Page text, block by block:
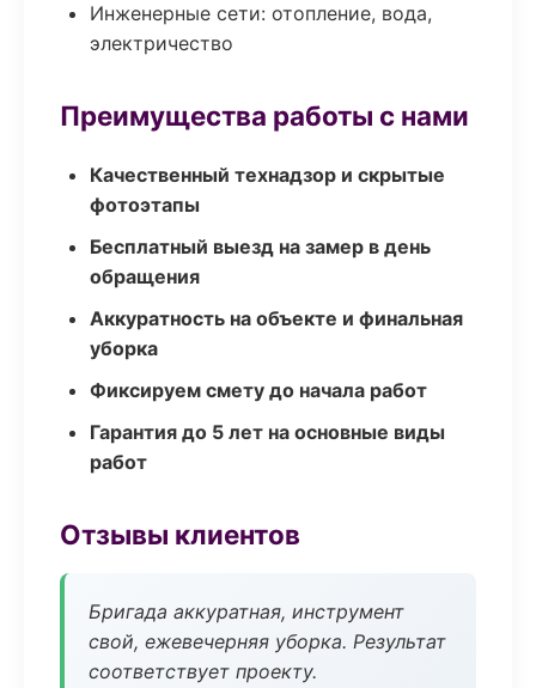
Инженерные сети: отопление, вода,
электричество
Преимущества работы с нами
Качественный технадзор и скрытые
фотоэтапы
Бесплатный выезд на замер в день
обращения
Аккуратность на объекте и финальная
уборка
Фиксируем смету до начала работ
Гарантия до 5 лет на основные виды
работ
Отзывы клиентов
Бригада аккуратная, инструмент
свой, ежевечерняя уборка. Результат
соответствует проекту.